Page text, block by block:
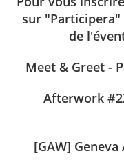
sur
de
Meet & Greet -
Afterwork
[GAW]